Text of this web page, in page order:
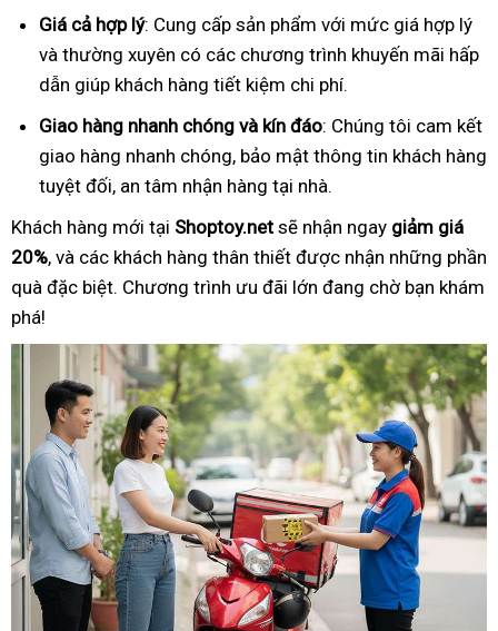
Giá cả hợp lý: Cung cấp sản phẩm với mức giá hợp lý
và thường xuyên có các chương trình khuyến mãi hấp
dẫn giúp khách hàng tiết kiệm chi phí.
Giao hàng nhanh chóng và kín đáo: Chúng tôi cam kết
giao hàng nhanh chóng, bảo mật thông tin khách hàng
tuyệt đối, an tâm nhận hàng tại nhà.
Khách hàng mới tại Shoptoy.net sẽ nhận ngay giảm giá
20%, và các khách hàng thân thiết được nhận những phần
quà đặc biệt. Chương trình ưu đãi lớn đang chờ bạn khám
phá!